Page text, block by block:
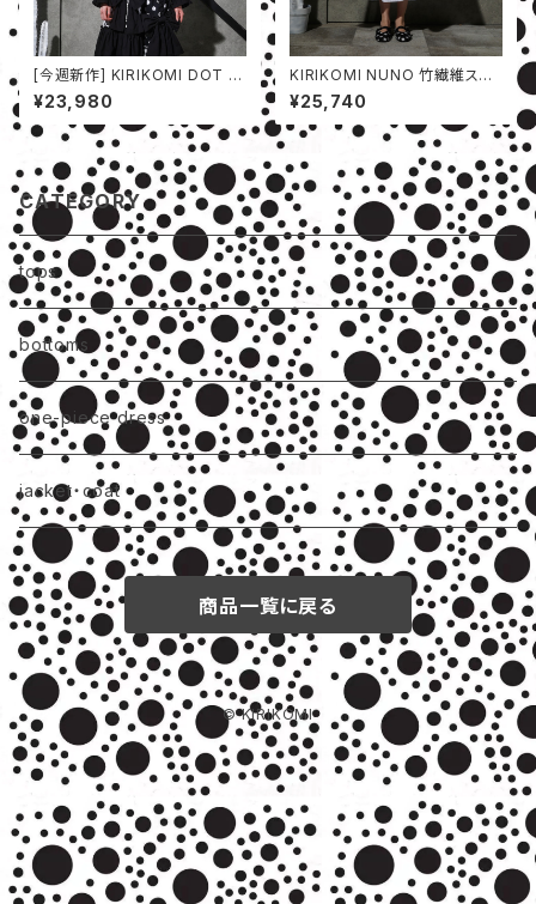
[今週新作] KIRIKOMI DOT シ
ャツ
¥23,980
KIRIKOMI NUNO 竹繊維スカ
ート
¥25,740
CATEGORY
tops
bottoms
one-piece dress
jacket・coat
商品一覧に戻る
© KIRIKOMI